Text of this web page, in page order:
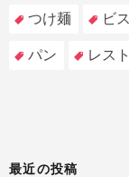
つけ麺 ビ
パン レス
最近の投稿